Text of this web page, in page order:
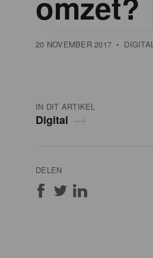
20 NOVEMBER 2017 • DIGITAL
IN DIT ARTIKEL
Digital
DELEN